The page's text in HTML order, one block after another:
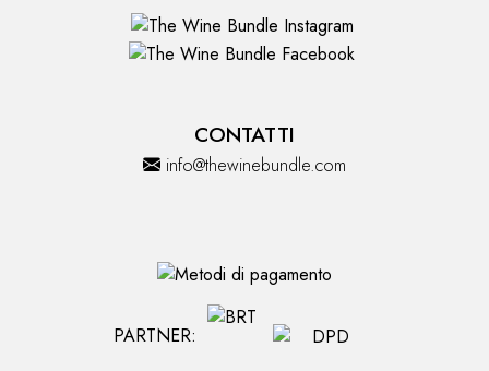
CONTATTI
info@thewinebundle.com
PARTNER: